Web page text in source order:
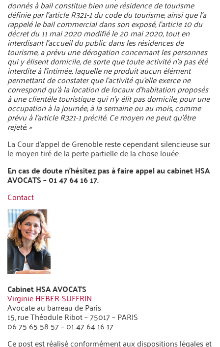
donnés à bail constitue bien une résidence de tourisme
définie par l’article R321-1 du code du tourisme, ainsi que l’a
rappelé le bail commercial dans son exposé, l’article 10 du
décret du 11 mai 2020 modifié le 20 mai 2020, tout en
interdisant l’accueil du public dans les résidences de
tourisme, a prévu une dérogation concernant les personnes
qui y élisent domicile, de sorte que toute activité n’a pas été
interdite à l’intimée, laquelle ne produit aucun élément
permettant de constater que l’activité qu’elle exerce ne
correspond qu’à la location de locaux d’habitation proposés
à une clientèle touristique qui n’y élit pas domicile, pour une
occupation à la journée, à la semaine ou au mois, comme
prévu à l’article R321-1 précité. Ce moyen ne peut qu’être
rejeté. »
La Cour d’appel de Grenoble reste cependant silencieuse sur
le moyen tiré de la perte partielle de la chose louée.
En cas de doute n’hésitez pas à faire appel au cabinet HSA
AVOCATS – 01 47 64 16 17.
Contact
Cabinet HSA AVOCATS
Virginie HEBER-SUFFRIN
Avocate au barreau de Paris
15, rue Théodule Ribot – 75017 – PARIS
06 75 65 58 57 – 01 47 64 16 17
Ce post est réalisé conformément aux dispositions légales et